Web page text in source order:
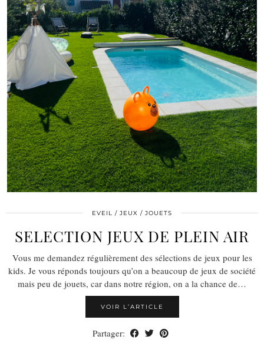
EVEIL / JEUX / JOUETS
SELECTION JEUX DE PLEIN AIR
Vous me demandez régulièrement des sélections de jeux pour les
kids. Je vous réponds toujours qu’on a beaucoup de jeux de société
mais peu de jouets, car dans notre région, on a la chance de…
VOIR L’ARTICLE
Partager: